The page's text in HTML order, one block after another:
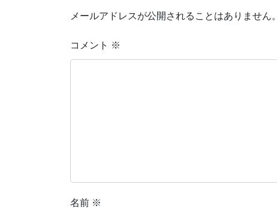
メールアドレスが公開されることはありません。
コメント ※
名前 ※